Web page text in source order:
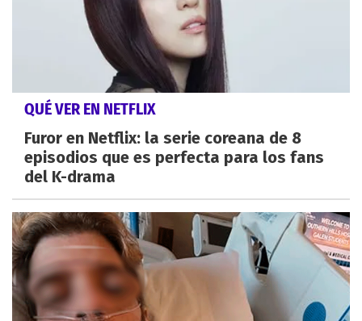
QUÉ VER EN NETFLIX
Furor en Netflix: la serie coreana de 8
episodios que es perfecta para los fans
del K-drama